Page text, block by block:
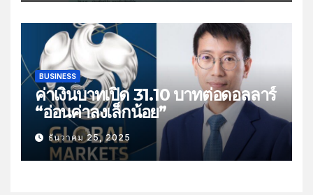
BUSINESS
ค่าเงินบาทเปิด 31.10 บาทต่อดอลลาร์
“อ่อนค่าลงเล็กน้อย”
ธันวาคม 25, 2025